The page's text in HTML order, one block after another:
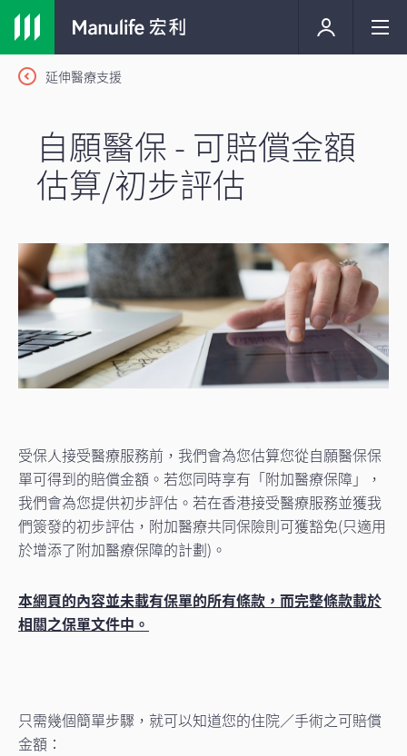
延伸醫療支援
自願醫保 - 可賠償金額
估算/初步評估
受保人接受醫療服務前，我們會為您估算您從自願醫保保
單可得到的賠償金額。若您同時享有「附加醫療保障」，
我們會為您提供初步評估。若在香港接受醫療服務並獲我
們簽發的初步評估，附加醫療共同保險則可獲豁免(只適用
於增添了附加醫療保障的計劃)。
本網頁的內容並未載有保單的所有條款，而完整條款載於
相關之保單文件中。
只需幾個簡單步驟，就可以知道您的住院／手術之可賠償
金額：